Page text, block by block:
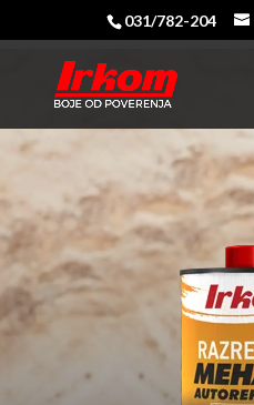
031/782-204